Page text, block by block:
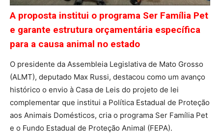
A proposta institui o programa Ser Família Pet
e garante estrutura orçamentária específica
para a causa animal no estado
O presidente da Assembleia Legislativa de Mato Grosso
(ALMT), deputado Max Russi, destacou como um avanço
histórico o envio à Casa de Leis do projeto de lei
complementar que institui a Política Estadual de Proteção
aos Animais Domésticos, cria o programa Ser Família Pet
e o Fundo Estadual de Proteção Animal (FEPA).